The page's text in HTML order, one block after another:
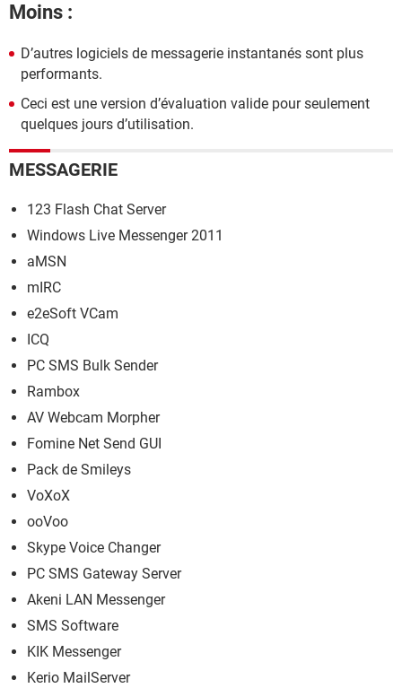
Moins :
D’autres logiciels de messagerie instantanés sont plus
performants.
Ceci est une version d’évaluation valide pour seulement
quelques jours d’utilisation.
MESSAGERIE
123 Flash Chat Server
Windows Live Messenger 2011
aMSN
mIRC
e2eSoft VCam
ICQ
PC SMS Bulk Sender
Rambox
AV Webcam Morpher
Fomine Net Send GUI
Pack de Smileys
VoXoX
ooVoo
Skype Voice Changer
PC SMS Gateway Server
Akeni LAN Messenger
SMS Software
KIK Messenger
Kerio MailServer